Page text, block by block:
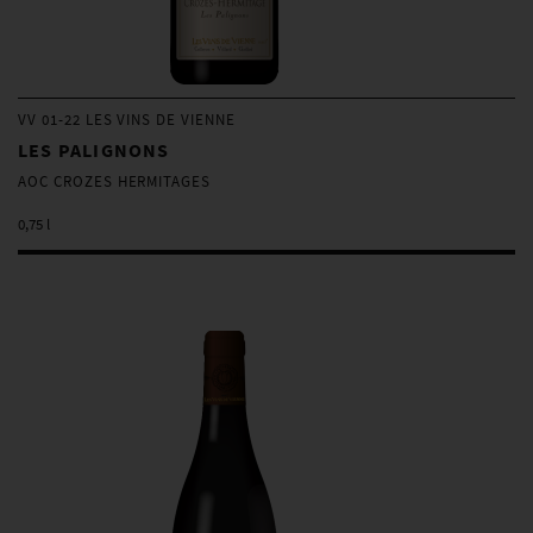
VV 01-22 LES VINS DE VIENNE
LES PALIGNONS
AOC CROZES HERMITAGES
0,75